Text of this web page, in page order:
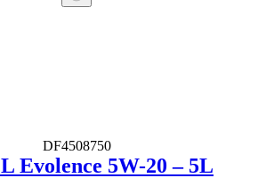
DF4508750
Evolence 5W-20 – 5L